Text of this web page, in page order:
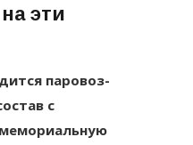
эти
паровоз-
с